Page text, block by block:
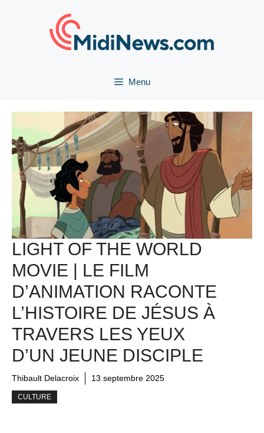
Menu
LIGHT OF THE WORLD
MOVIE | LE FILM
D’ANIMATION RACONTE
L’HISTOIRE DE JÉSUS À
TRAVERS LES YEUX
D’UN JEUNE DISCIPLE
Thibault Delacroix 13 septembre 2025
CULTURE